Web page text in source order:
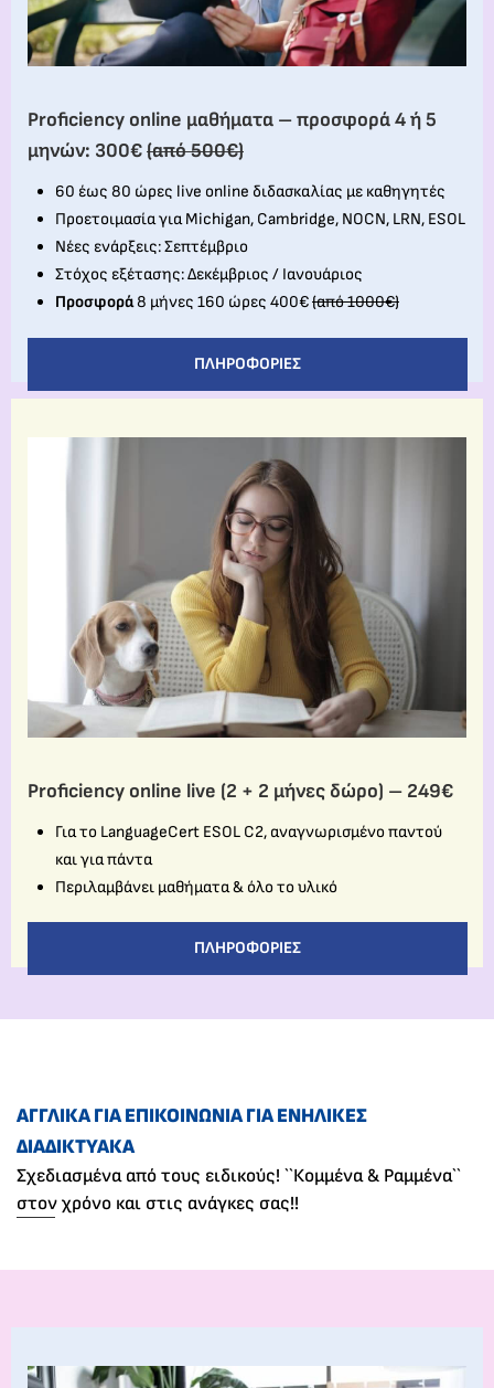
Proficiency online μαθήματα – προσφορά 4 ή 5
μηνών: 300€(από 500€)
60 έως 80 ώρες live online διδασκαλίας με καθηγητές
Προετοιμασία για Michigan, Cambridge, NOCN, LRN, ESOL
Νέες ενάρξεις: Σεπτέμβριο
Στόχος εξέτασης: Δεκέμβριος / Ιανουάριος
Προσφορά8 μήνες 160 ώρες 400€(από 1000€)
ΠΛΗΡΟΦΟΡΊΕΣ
Proficiency online live (2 + 2 μήνες δώρο) – 249€
Για το LanguageCert ESOL C2, αναγνωρισμένο παντού
και για πάντα
Περιλαμβάνει μαθήματα & όλο το υλικό
ΠΛΗΡΟΦΟΡΊΕΣ
ΑΓΓΛΙΚΆ ΓΙΑ ΕΠΙΚΟΙΝΩΝΊΑ ΓΙΑ ΕΝΉΛΙΚΕΣ
ΔΙΑΔΙΚΤΥΑΚΆ
Σχεδιασμένα από τους ειδικούς! ``Κομμένα & Ραμμένα``
στον χρόνο και στις ανάγκες σας!!